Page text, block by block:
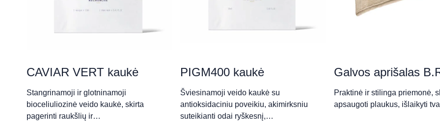
„Grožio studija“ (Natalija Šimčik)
Sėlių g. 62, Vilnius
CAVIAR VERT kaukė
Stangrinamoji ir glotninamoji
bioceliuliozinė veido kaukė, skirta
pagerinti raukšlių ir…
PIGM400 kaukė
Šviesinamoji veido kaukė su
antioksidaciniu poveikiu, akimirksniu
suteikianti odai ryškesnį,…
Galvos aprišalas
Praktinė ir stilinga priemonė,
apsaugoti plaukus, išlaikyti